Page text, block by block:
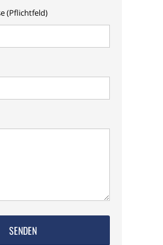
(Pflichtfeld)